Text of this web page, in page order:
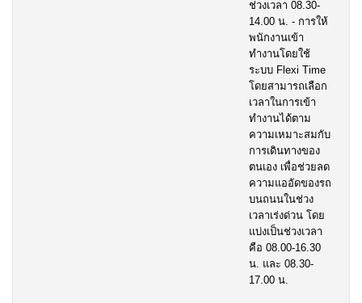
ช่วงเวลา 08.30-
14.00 น. - การให้
พนักงานเข้า
ทำงานโดยใช้
ระบบ Flexi Time
โดยสามารถเลือก
เวลาในการเข้า
ทำงานได้ตาม
ความเหมาะสมกับ
การเดินทางของ
ตนเอง เพื่อช่วยลด
ความแออัดของรถ
บนถนนในช่วง
เวลาเร่งด่วน โดย
แบ่งเป็นช่วงเวลา
คือ 08.00-16.30
น. และ 08.30-
17.00 น.